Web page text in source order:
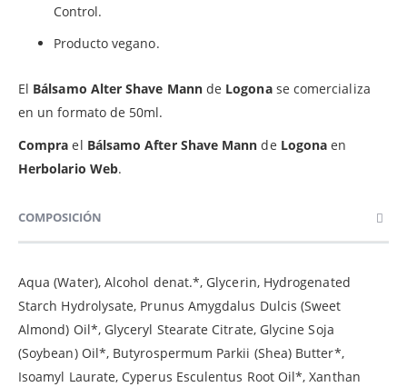
Control.
Producto vegano.
El Bálsamo Alter Shave Mannde Logonase comercializa
en un formato de 50ml.
Compra el Bálsamo After Shave Mann de Logona en
Herbolario Web.
COMPOSICIÓN
Aqua (Water), Alcohol denat.*, Glycerin, Hydrogenated
Starch Hydrolysate, Prunus Amygdalus Dulcis (Sweet
Almond) Oil*, Glyceryl Stearate Citrate, Glycine Soja
(Soybean) Oil*, Butyrospermum Parkii (Shea) Butter*,
Isoamyl Laurate, Cyperus Esculentus Root Oil*, Xanthan